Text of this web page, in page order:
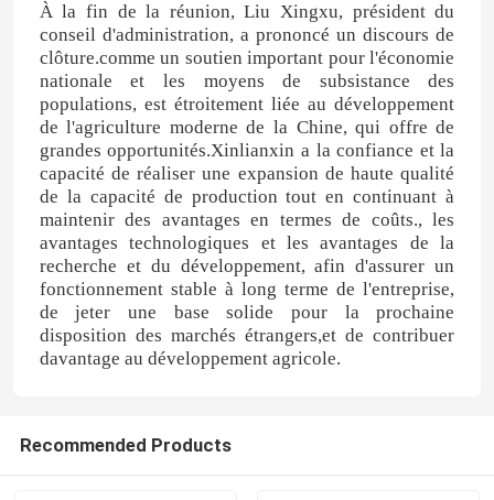
Contactez-nous
Nouvelles
Cas
Urée
engrais azoté-potassique
Engrais composé
Nitrate de calcium et d'ammonium (CAN)
À la fin de la réunion, Liu Xingxu, président du
conseil d'administration, a prononcé un discours de
clôture.comme un soutien important pour l'économie
nationale et les moyens de subsistance des
populations, est étroitement liée au développement
de l'agriculture moderne de la Chine, qui offre de
grandes opportunités.Xinlianxin a la confiance et la
capacité de réaliser une expansion de haute qualité
de la capacité de production tout en continuant à
maintenir des avantages en termes de coûts., les
avantages technologiques et les avantages de la
recherche et du développement, afin d'assurer un
fonctionnement stable à long terme de l'entreprise,
de jeter une base solide pour la prochaine
disposition des marchés étrangers,et de contribuer
davantage au développement agricole.
Recommended Products